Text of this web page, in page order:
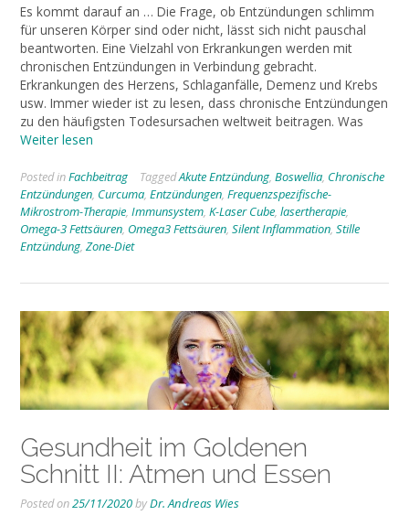
Es kommt darauf an … Die Frage, ob Entzündungen schlimm
für unseren Körper sind oder nicht, lässt sich nicht pauschal
beantworten. Eine Vielzahl von Erkrankungen werden mit
chronischen Entzündungen in Verbindung gebracht.
Erkrankungen des Herzens, Schlaganfälle, Demenz und Krebs
usw. Immer wieder ist zu lesen, dass chronische Entzündungen
zu den häufigsten Todesursachen weltweit beitragen. Was
Weiter lesen
Posted inFachbeitrag TaggedAkute Entzündung, Boswellia, Chronische
Entzündungen, Curcuma, Entzündungen, Frequenzspezifische-
Mikrostrom-Therapie, Immunsystem, K-Laser Cube, lasertherapie,
Omega-3 Fettsäuren, Omega3 Fettsäuren, Silent Inflammation, Stille
Entzündung, Zone-Diet
Gesundheit im Goldenen
Schnitt II: Atmen und Essen
Posted on25/11/2020byDr. Andreas Wies